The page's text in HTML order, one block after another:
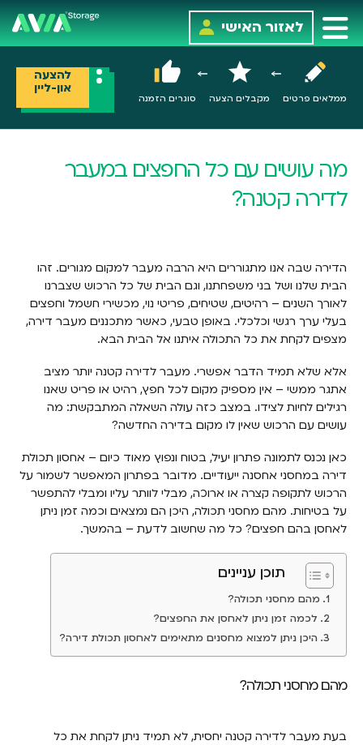
לאזור האישי
ממלאים פרטים מקבלים הצעה סוגרים הזמנה
להצעה
און-ליין
מה עושים עם כל החפצים במעבר
לדירה קטנה?
הדירה שבה אנו מתגוררים היא הרבה מעבר למקום מגורים. זהו
הבית שלנו ושל בני משפחתנו, וגם הבית של כל הרכוש שצברנו
לאורך השנים – רהיטים, שטיחים, פריטי נוי, מכשירי חשמל וחפצים
בעלי ערך רגשי וכלכלי. באופן טבעי, כאשר מתכננים מעבר דירה,
מצפים לקחת את כל התכולה איתנו אל הבית הבא.
אלא שלא תמיד הדבר אפשרי. מעבר לדירה קטנה יותר מציב
אתגר ממשי – אין מספיק מקום לכל חפץ, רהיט או פריט שאנו
רגילים לחיות לצידו. במצב כזה עולה השאלה המתבקשת: מה
עושים עם הרכוש שאין לו מקום בדירה החדשה?
כאן נכנס לתמונה פתרון יעיל, בטוח ונפוץ מאוד כיום – אחסון תכולת
דירה במחסני אחסנה ייעודיים. מדובר בפתרון המאפשר לשמור על
הרכוש לתקופה קצרה או ארוכה, מבלי לוותר עליו ומבלי להתפשר
על בטיחות. מהם מחסני תכולה, היכן הם נמצאים וכמה זמן ניתן
לאחסן בהם חפצים? כל מה שחשוב לדעת – בהמשך.
תוכן עניינים
מהם מחסני תכולה?
לכמה זמן ניתן לאחסן את החפצים?
היכן ניתן למצוא מחסנים מתאימים לאחסון תכולת דירה?
מהם מחסני תכולה?
בעת מעבר לדירה קטנה יחסית, לא תמיד ניתן לקחת את כל